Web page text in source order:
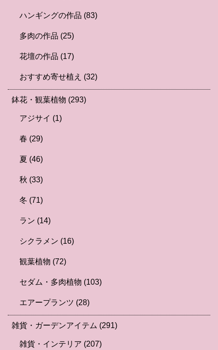
ハンギングの作品 (83)
多肉の作品 (25)
花壇の作品 (17)
おすすめ寄せ植え (32)
鉢花・観葉植物 (293)
アジサイ (1)
春 (29)
夏 (46)
秋 (33)
冬 (71)
ラン (14)
シクラメン (16)
観葉植物 (72)
セダム・多肉植物 (103)
エアープランツ (28)
雑貨・ガーデンアイテム (291)
雑貨・インテリア (207)